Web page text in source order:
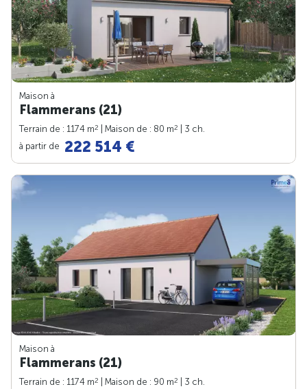
Maison à
Flammerans (21)
Terrain de : 1174 m2 | Maison de : 80 m2
| 3 ch.
à partir de 222 514 €
Maison à
Flammerans (21)
Terrain de : 1174 m2 | Maison de : 90 m2
| 3 ch.